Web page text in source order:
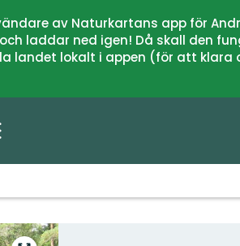
av Naturkartans app för
laddar ned igen! Då skall den
landet lokalt i appen (för att